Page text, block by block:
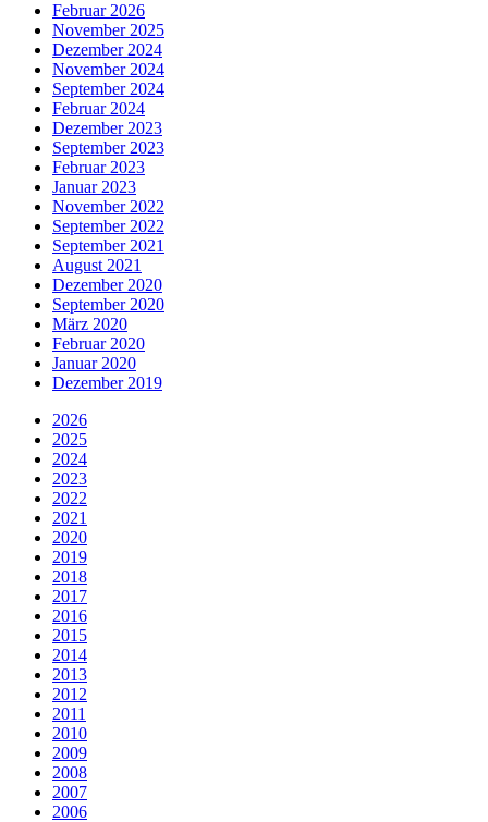
Februar 2026
November 2025
Dezember 2024
November 2024
September 2024
Februar 2024
Dezember 2023
September 2023
Februar 2023
Januar 2023
November 2022
September 2022
September 2021
August 2021
Dezember 2020
September 2020
März 2020
Februar 2020
Januar 2020
Dezember 2019
2026
2025
2024
2023
2022
2021
2020
2019
2018
2017
2016
2015
2014
2013
2012
2011
2010
2009
2008
2007
2006